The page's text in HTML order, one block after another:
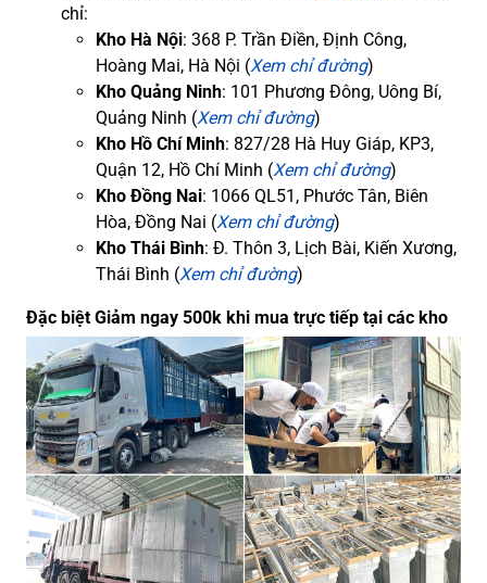
chỉ:
Kho Hà Nội: 368 P. Trần Điền, Định Công,
Hoàng Mai, Hà Nội (Xem chỉ đường)
Kho Quảng Ninh: 101 Phương Đông, Uông Bí,
Quảng Ninh (Xem chỉ đường)
Kho Hồ Chí Minh: 827/28 Hà Huy Giáp, KP3,
Quận 12, Hồ Chí Minh (Xem chỉ đường)
Kho Đồng Nai: 1066 QL51, Phước Tân, Biên
Hòa, Đồng Nai (Xem chỉ đường)
Kho Thái Bình: Đ. Thôn 3, Lịch Bài, Kiến Xương,
Thái Bình (Xem chỉ đường)
Đặc biệt Giảm ngay 500k khi mua trực tiếp tại các kho